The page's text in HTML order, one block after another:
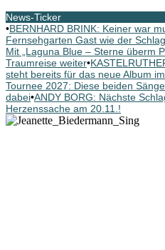
News-Ticker
•BERNHARD BRINK: Keiner war
Fernsehgarten Gast wie der
Mit „Laguna Blue – Sterne überm
Traumreise weiter•
steht bereits für das neue Album
Tournee 2027: Diese beiden
dabei•ANDY BORG: Nächste
Herzenssache am 20.11.!